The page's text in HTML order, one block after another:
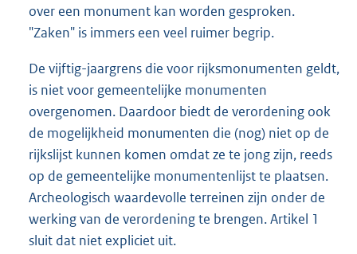
over een monument kan worden gesproken.
"Zaken" is immers een veel ruimer begrip.
De vijftig-jaargrens die voor rijksmonumenten geldt,
is niet voor gemeentelijke monumenten
overgenomen. Daardoor biedt de verordening ook
de mogelijkheid monumenten die (nog) niet op de
rijkslijst kunnen komen omdat ze te jong zijn, reeds
op de gemeentelijke monumentenlijst te plaatsen.
Archeologisch waardevolle terreinen zijn onder de
werking van de verordening te brengen. Artikel 1
sluit dat niet expliciet uit.